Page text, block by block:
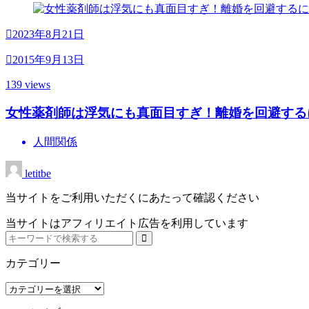
2023年8月21日
2015年9月13日
139 views
女性薬剤師は浮気にも真面目すぎ！離婚を回避す
人間関係
letitbe
当サイトをご利用いただくにあたって確認ください
当サイトはアフィリエイト広告を利用しています
カテゴリー
カ